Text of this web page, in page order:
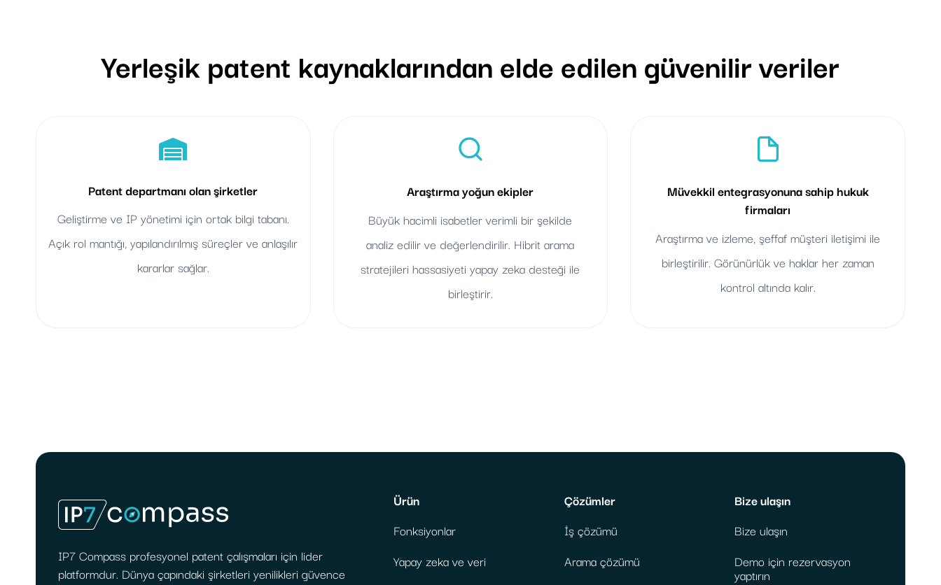
Yerleşik patent kaynaklarından elde edilen güvenilir veriler
Patent departmanı olan şirketler
Geliştirme ve IP yönetimi için ortak bilgi tabanı.
Açık rol mantığı, yapılandırılmış süreçler ve anlaşılır
kararlar sağlar.
Araştırma yoğun ekipler
Büyük hacimli isabetler verimli bir şekilde
analiz edilir ve değerlendirilir. Hibrit arama
stratejileri hassasiyeti yapay zeka desteği ile
birleştirir.
Müvekkil entegrasyonuna sahip hukuk
firmaları
Araştırma ve izleme, şeffaf müşteri iletişimi ile
birleştirilir. Görünürlük ve haklar her zaman
kontrol altında kalır.
IP7 Compass profesyonel patent çalışmaları için lider
platformdur. Dünya çapındaki şirketleri yenilikleri güvence
Ürün
Fonksiyonlar
Yapay zeka ve veri
Çözümler
İş çözümü
Arama çözümü
Bize ulaşın
Bize ulaşın
Demo için rezervasyon
yaptırın